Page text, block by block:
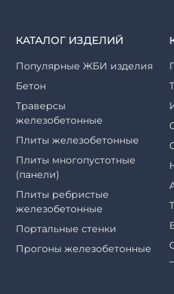
КАТАЛОГ ИЗДЕЛИЙ
Популярные ЖБИ изделия
Бетон
Траверсы
железобетонные
Плиты железобетонные
Плиты многопустотные
(панели)
Плиты ребристые
железобетонные
Портальные стенки
Прогоны железобетонные